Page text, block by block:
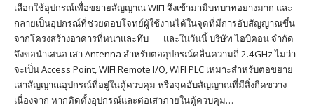
เลือกใช้อุปกรณ์เพื่อขยายสัญญาณ WIFI จึงเข้ามามีบทบาทอย่างมาก และ
กลายเป็นอุปกรณ์ที่ช่วยตอบโจทย์ผู้ใช้งานได้ในจุดที่มีการอับสัญญาณขึ้น
จากโครงสร้างอาคารที่หนาและทึบ และในวันนี้ บริษัท ไอบีคอน จำกัด
จึงขอนำเสนอ เสา Antenna สำหรับต่ออุปกรณ์คลื่นความถี่ 2.4GHz ไม่ว่า
จะเป็น Access Point, WIFI Remote I/O, WIFI PLC เหมาะสำหรับต่อขยาย
เสาสัญญาณอุปกรณ์ที่อยู่ในตู้ควบคุม หรือจุดอับสัญญาณที่มีสิ่งกีดขวาง
เนื่องจาก หากติดตั้งอุปกรณ์และต่อเสาภายในตู้ควบคุม…